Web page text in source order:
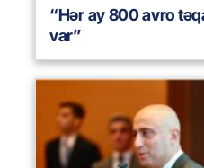
“Hər ay 800 avro
var”